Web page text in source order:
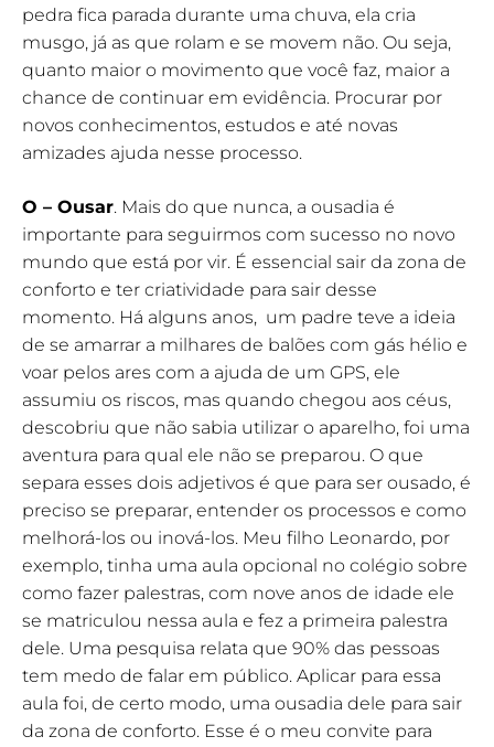
pedra fica parada durante uma chuva, ela cria
musgo, já as que rolam e se movem não. Ou seja,
quanto maior o movimento que você faz, maior a
chance de continuar em evidência. Procurar por
novos conhecimentos, estudos e até novas
amizades ajuda nesse processo.
O – Ousar. Mais do que nunca, a ousadia é
importante para seguirmos com sucesso no novo
mundo que está por vir. É essencial sair da zona de
conforto e ter criatividade para sair desse
momento. Há alguns anos, um padre teve a ideia
de se amarrar a milhares de balões com gás hélio e
voar pelos ares com a ajuda de um GPS, ele
assumiu os riscos, mas quando chegou aos céus,
descobriu que não sabia utilizar o aparelho, foi uma
aventura para qual ele não se preparou. O que
separa esses dois adjetivos é que para ser ousado, é
preciso se preparar, entender os processos e como
melhorá-los ou inová-los. Meu filho Leonardo, por
exemplo, tinha uma aula opcional no colégio sobre
como fazer palestras, com nove anos de idade ele
se matriculou nessa aula e fez a primeira palestra
dele. Uma pesquisa relata que 90% das pessoas
tem medo de falar em público. Aplicar para essa
aula foi, de certo modo, uma ousadia dele para sair
da zona de conforto. Esse é o meu convite para